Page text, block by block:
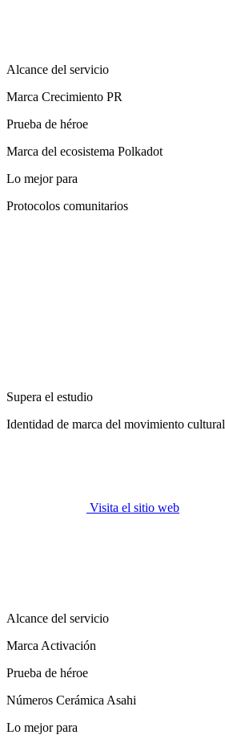
Alcance del servicio
Marca Crecimiento PR
Prueba de héroe
Marca del ecosistema Polkadot
Lo mejor para
Protocolos comunitarios
Supera el estudio
Identidad de marca del movimiento cultural
Visita el sitio web
Alcance del servicio
Marca Activación
Prueba de héroe
Números Cerámica Asahi
Lo mejor para